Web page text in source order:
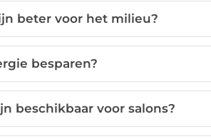
beter voor het milieu?
besparen?
beschikbaar voor salons?